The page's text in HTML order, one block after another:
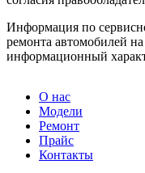
Информация по
ремонта автомобилей
информационный
О нас
Модели
Ремонт
Прайс
Контакты